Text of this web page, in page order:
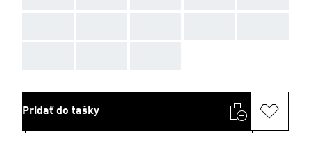
Pridať do tašky